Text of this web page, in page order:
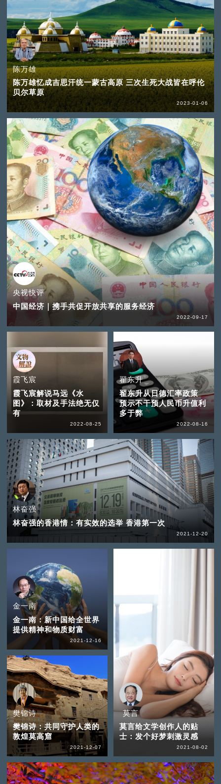
陈万雄
陈万雄忆成吉思汗统一蒙古高原 三次生死大战皆在呼伦
贝尔草原
2023-01-06
央视快评
中国经济｜携手共促开放共享的服务经济
2022-09-17
霞飞宸
霞飞宸解说马远《水
图》：取材及手法绝无仅
有
2022-08-25
翟东升
翟东升从日德汇率政策
预示不干预人民币升值利
多于弊
2022-08-16
林奋强
林奋强的香港情：有实效的选举 香港第一次
2021-12-20
金一南
金一南：新中国给全世界
提供精神和物质财富
2021-12-16
樊锦诗
樊锦诗：共同守护人类的
敦煌莫高窟
2021-12-07
莫言
莫言给文学创作人的贴
士：发个好梦刺激灵感
2021-08-02